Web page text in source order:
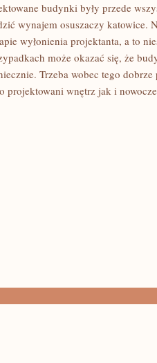
budynki były przede
wynajem osuszaczy katowice.
wyłonienia projektanta, a to
może okazać się, że
Trzeba wobec tego
projektowani wnętrz jak i